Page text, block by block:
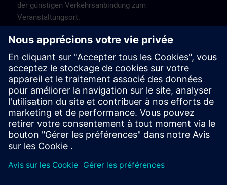
der günstigen Verkehrsanbindung zum
Veranstaltungsort.
Vertragshotels, daher können wir für die Qualität der
Hotels keine Gewähr übernehmen.
Bitte beachten Sie, dass aufgrund von Messen oder
anderen Großereignissendie Hotels nur begrenzte
Kapzitäten haben. Buchen Sie daher frühzeitig!
Stornierung
Bitte stornieren Sie schriftlich.